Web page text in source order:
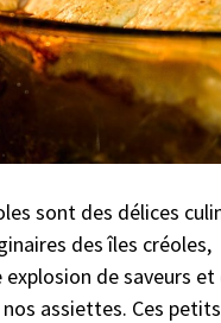
sont des délices
des îles créoles,
de saveurs et
assiettes. Ces petits